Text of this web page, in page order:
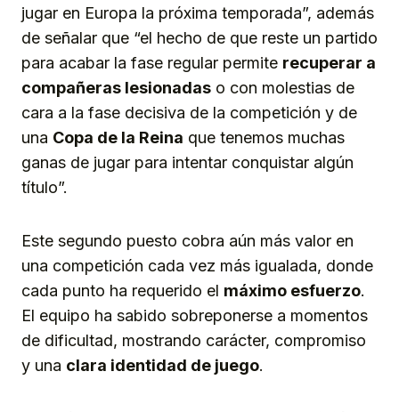
jugar en Europa la próxima temporada”, además
de señalar que “el hecho de que reste un partido
para acabar la fase regular permite recuperar a
compañeras lesionadas o con molestias de
cara a la fase decisiva de la competición y de
una Copa de la Reina que tenemos muchas
ganas de jugar para intentar conquistar algún
título”.
Este segundo puesto cobra aún más valor en
una competición cada vez más igualada, donde
cada punto ha requerido el máximo esfuerzo.
El equipo ha sabido sobreponerse a momentos
de dificultad, mostrando carácter, compromiso
y una clara identidad de juego.